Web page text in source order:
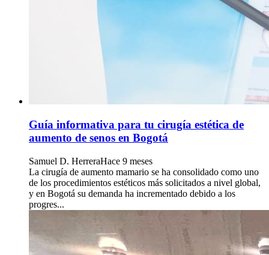
Guía informativa para tu cirugía estética de
aumento de senos en Bogotá
Samuel D. HerreraHace 9 meses
La cirugía de aumento mamario se ha consolidado como uno
de los procedimientos estéticos más solicitados a nivel global,
y en Bogotá su demanda ha incrementado debido a los
progres...